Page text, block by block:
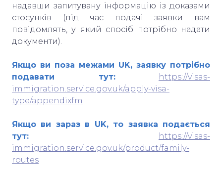
надавши запитувану інформацію із доказами
стосунків (під час подачі заявки вам
повідомлять, у який спосіб потрібно надати
документи).
Якщо ви поза межами UK, заявку потрібно
подавати тут:
https://visas-
immigration.service.gov.uk/apply-visa-
type/appendixfm
Якщо ви зараз в UK, то заявка подається
тут:
https://visas-
immigration.service.gov.uk/product/family-
routes